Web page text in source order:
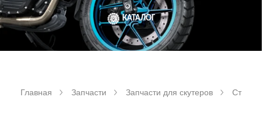
КАТАЛОГ
Главная Запчасти Запчасти для скутеров